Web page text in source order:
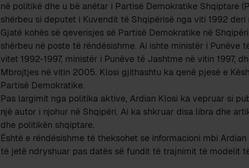
në politikë dhe u bë anëtar i Partisë Demokratike Shqiptare
shërbeu si deputet i Kuvendit të Shqipërisë nga viti 1992
Gjatë kohës së qeverisjes së Partisë Demokratike në
shërbeu në poste të rëndësishme. Ai ishte ministër i Punëve
vitet 1992-1997, ministër i Punëve të Jashtme në vitin 1997,
Mbrojtjes në vitin 2005. Klosi gjithashtu ka qenë pjesë e
Partisë Demokratike.
Pas largimit nga politika aktive, Ardian Klosi ka vepruar si
një autor i njohur në Shqipëri. Ai ka shkruar disa libra dhe
dhe politikën shqiptare.
Është e rëndësishme të theksohet se informacioni mbi
të jetë ndryshuar pas datës së fundit të trajnimit të modelit